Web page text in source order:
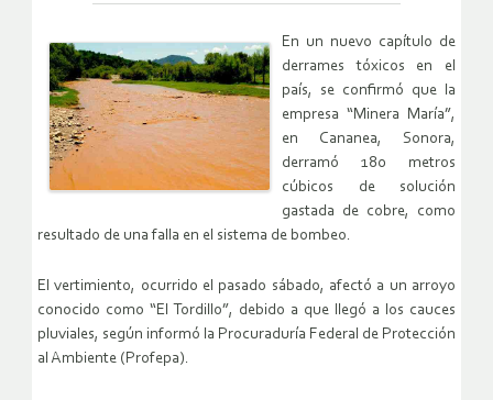
En un nuevo capítulo de
derrames tóxicos en el
país, se confirmó que la
empresa “Minera María”,
en Cananea, Sonora,
derramó 180 metros
cúbicos de solución
gastada de cobre, como
resultado de una falla en el sistema de bombeo.
El vertimiento, ocurrido el pasado sábado, afectó a un arroyo
conocido como “El Tordillo”, debido a que llegó a los cauces
pluviales, según informó la Procuraduría Federal de Protección
al Ambiente (Profepa).